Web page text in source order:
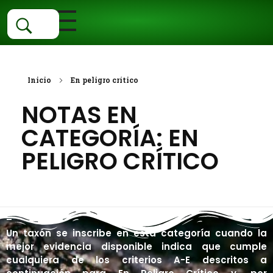
Inicio
Categorías
Fauna
Vertebrados
Aves
Peces
Reptiles
Invertebrados
Flora
Vascular
Gimnospermas
Briofitas
Hongos
Ecosistemas
Estuarios
Marinos
Dunas
Herbazales
Ubica Tu Especie
Estado De Conservacion
Centro De Conservación EX SITU
Galería
Inicio En peligro crítico
NOTAS EN
CATEGORÍA: EN
PELIGRO CRÍTICO
–
Un taxón se inscribe en esta categoría cuando la
mejor evidencia disponible indica que cumple
cualquiera de los criterios A-E descritos a